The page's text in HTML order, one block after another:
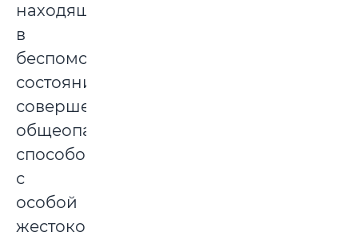
находящегося
в
беспомощном
состоянии,
совершенное
общеопасным
способом,
с
особой
жестокостью).